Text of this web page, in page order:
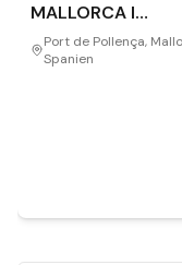
MALLORCA I
EFTERÅRET
Port de Pollença,
Spanien